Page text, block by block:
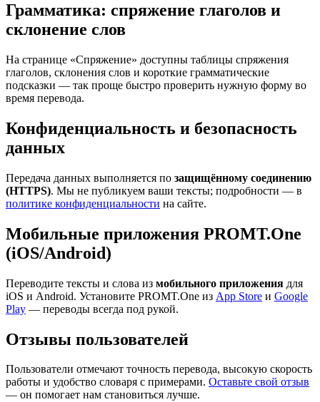
Грамматика: спряжение глаголов и
склонение слов
На странице «Спряжение» доступны таблицы спряжения
глаголов, склонения слов и короткие грамматические
подсказки — так проще быстро проверить нужную форму во
время перевода.
Конфиденциальность и безопасность
данных
Передача данных выполняется по защищённому соединению
(HTTPS). Мы не публикуем ваши тексты; подробности — в
политике конфиденциальности на сайте.
Мобильные приложения PROMT.One
(iOS/Android)
Переводите тексты и слова из мобильного приложения для
iOS и Android. Установите PROMT.One из App Store и Google
Play — переводы всегда под рукой.
Отзывы пользователей
Пользователи отмечают точность перевода, высокую скорость
работы и удобство словаря с примерами. Оставьте свой отзыв
— он помогает нам становиться лучше.